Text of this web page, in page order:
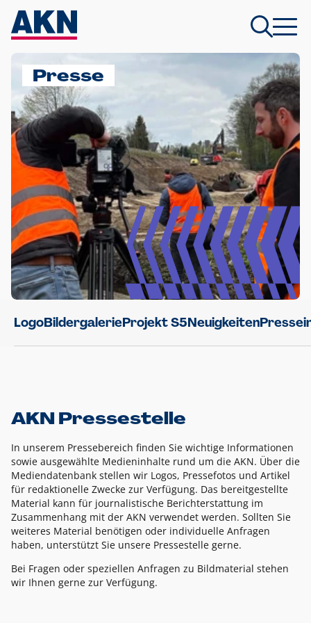
Presse
LogoBildergalerieProjekt S5Neuigkeiten
AKN Pressestelle
In unserem Pressebereich finden Sie wichtige Informationen
sowie ausgewählte Medieninhalte rund um die AKN. Über die
Mediendatenbank stellen wir Logos, Pressefotos und Artikel
für redaktionelle Zwecke zur Verfügung. Das bereitgestellte
Material kann für journalistische Berichterstattung im
Zusammenhang mit der AKN verwendet werden. Sollten Sie
weiteres Material benötigen oder individuelle Anfragen
haben, unterstützt Sie unsere Pressestelle gerne.
Bei Fragen oder speziellen Anfragen zu Bildmaterial stehen
wir Ihnen gerne zur Verfügung.